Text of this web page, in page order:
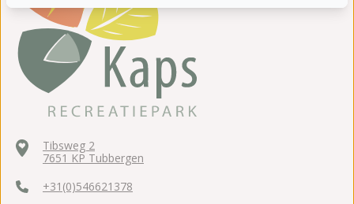
Tibsweg 2
7651 KP Tubbergen
+31(0)546621378